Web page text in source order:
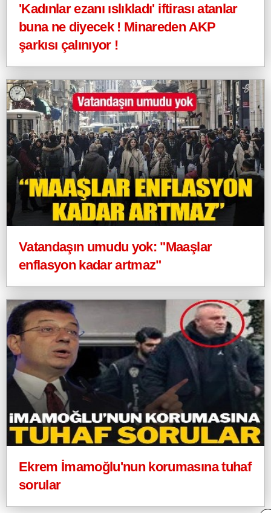
'Kadınlar ezanı ıslıkladı' iftirası atanlar
buna ne diyecek ! Minareden AKP
şarkısı çalınıyor !
Vatandaşın umudu yok: "Maaşlar
enflasyon kadar artmaz"
Ekrem İmamoğlu'nun korumasına tuhaf
sorular